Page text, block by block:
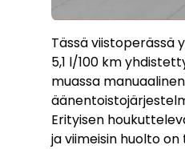
Tässä viistoperässä
5,1 l/100 km
muassa
Erityisen
ja viimeisin huolto